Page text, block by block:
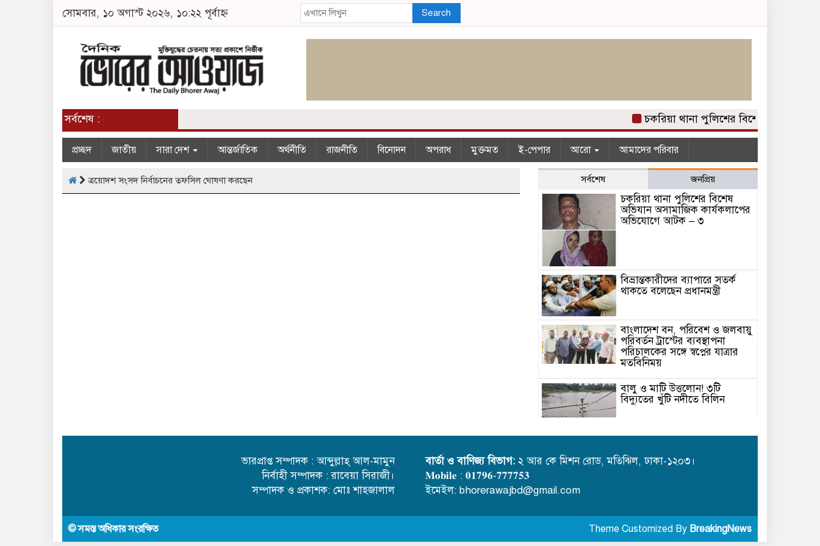
সোমবার, ১০ অগাস্ট ২০২৬, ১০:২২ পূর্বাহ্ন Search
সর্বশেষ : চকরিয়া থানা পুলিশের বিশেষ অভিযান
প্রচ্ছদ জাতীয় সারা দেশ আন্তর্জাতিক অর্থনীতি রাজনীতি বিনোদন অপরাধ মুক্তমত ই-পেপার আরো আমাদের পরিবার
ত্রয়োদশ সংসদ নির্বাচনের তফসিল ঘোষণা করছেন সর্বশেষ জনপ্রিয়
চকরিয়া থানা পুলিশের বিশেষ
অভিযান অসামাজিক কার্যকলাপের
অভিযোগে আটক – ৩
বিভ্রান্তকারীদের ব্যাপারে সতর্ক
থাকতে বলেছেন প্রধানমন্ত্রী
বাংলাদেশ বন, পরিবেশ ও জলবায়ু
পরিবর্তন ট্রাস্টের ব্যবস্থাপনা
পরিচালকের সঙ্গে স্বপ্নের যাত্রার
মতবিনিময়
বালু ও মাটি উত্তলোন! ৩টি
বিদ্যুতের খুঁটি নদীতে বিলিন
উত্তাল পদ্মায় খেয়া নৌকায় যাত্রী
আন্তর্জাতিক আদিবাসী দিবস
ভারপ্রাপ্ত সম্পাদক : আব্দুল্লাহ্ আল-মামুন
নির্বাহী সম্পাদক : রাবেয়া সিরাজী।
সম্পাদক ও প্রকাশক: মোঃ শাহজালাল
বার্তা ও বাণিজ্য বিভাগ: ২ আর কে মিশন রোড, মতিঝিল, ঢাকা-১২০৩।
𝐌𝐨𝐛𝐢𝐥𝐞 : 𝟎𝟏𝟕𝟗𝟔-𝟕𝟕𝟕𝟕𝟓𝟑
ইমেইল: bhorerawajbd@gmail.com
© সমস্ত অধিকার সংরক্ষিত Theme Customized By BreakingNews